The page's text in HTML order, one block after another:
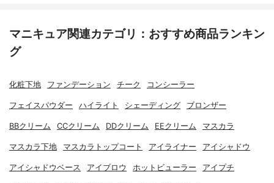
マニキュア関連カテゴリ：おすすめ商品ランキン
グ
化粧下地 ファンデーション チーク コンシーラー
フェイスパウダー ハイライト シェーディング ブロンザー
BBクリーム CCクリーム DDクリーム EEクリーム マスカラ
マスカラ下地 マスカラトップコート アイライナー アイシャドウ
アイシャドウベース アイブロウ ホットビューラー アイプチ